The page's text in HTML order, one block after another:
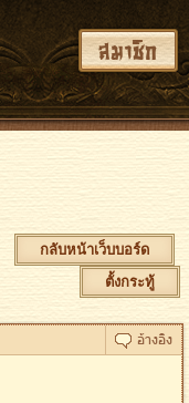
สมาชิก
กลับหน้าเว็บบอร์ด
ตั้งกระทู้